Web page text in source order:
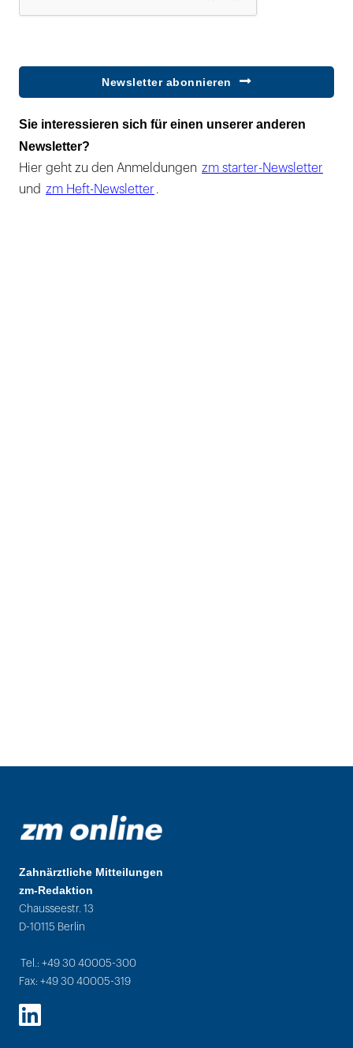
Newsletter abonnieren
Sie interessieren sich für einen unserer anderen
Newsletter?
Hier geht zu den Anmeldungen zm starter-Newsletter
und zm Heft-Newsletter .
Zahnärztliche Mitteilungen
zm-Redaktion
Chausseestr. 13
D-10115 Berlin
Tel.: +49 30 40005-300
Fax: +49 30 40005-319
LinkedIn